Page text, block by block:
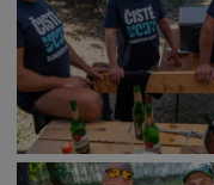
Pracovné ponuky